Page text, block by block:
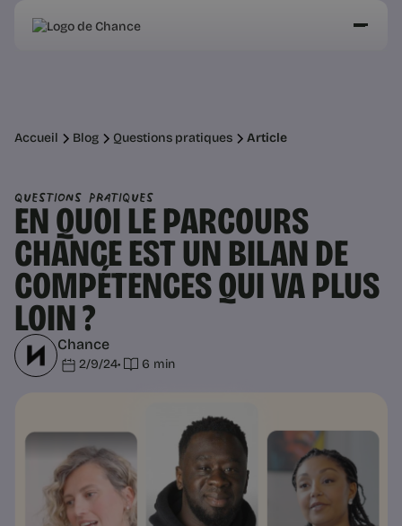
Accueil Blog Questions pratiques Article
Questions pratiques
EN QUOI LE PARCOURS
CHANCE EST UN BILAN DE
COMPÉTENCES QUI VA PLUS
LOIN ?
Chance
2/9/24• 6 min